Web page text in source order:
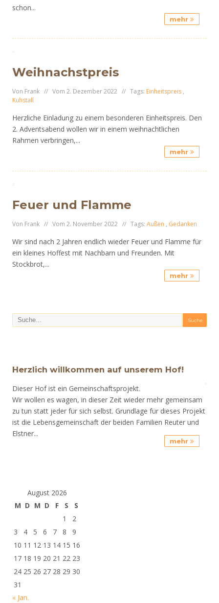
schon...
mehr
Weihnachstpreis
Von Frank // Vom 2. Dezember 2022 // Tags: Einheitspreis ,
Kuhstall
Herzliche Einladung zu einem besonderen Einheitspreis. Den
2. Adventsabend wollen wir in einem weihnachtlichen
Rahmen verbringen,...
mehr
Feuer und Flamme
Von Frank // Vom 2. November 2022 // Tags: Außen , Gedanken
Wir sind nach 2 Jahren endlich wieder Feuer und Flamme für
ein kleines Hoffest mit Nachbarn und Freunden. Mit
Stockbrot,...
mehr
Herzlich willkommen auf unserem Hof!
Dieser Hof ist ein Gemeinschaftsprojekt.
Wir wollen es wagen, in dieser Zeit wieder mehr gemeinsam
zu tun statt jeder für sich selbst. Grundlage für dieses Projekt
ist die Lebensgemeinschaft der beiden Familien Reuter und
Elstner...
mehr
August 2026
M D M D F S
S
1
2
3
4 5 6 7 8
9
10 11 12 13 14 15 16
17 18 19 20 21 22 23
24 25 26 27 28 29 30
31
« Jan.